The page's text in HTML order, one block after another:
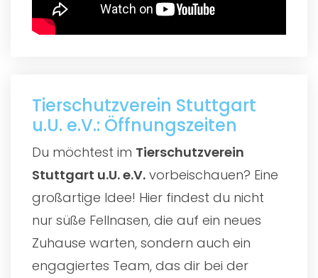
Tierschutzverein Stuttgart
u.U. e.V.: Öffnungszeiten
Du möchtest im Tierschutzverein
Stuttgart u.U. e.V. vorbeischauen? Eine
großartige Idee! Hier findest du nicht
nur süße Fellnasen, die auf ein neues
Zuhause warten, sondern auch ein
engagiertes Team, das dir bei der